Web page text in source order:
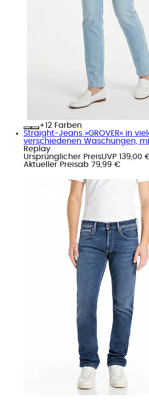
+
Farben
Straight-Jeans »GROVER« in
verschiedenen Waschungen,
Replay
Ursprünglicher PreisUVP 139,00
Aktueller Preisab 79,99 €